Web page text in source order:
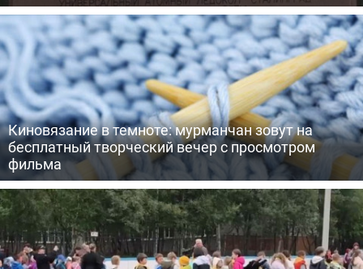
Киновязание в темноте: мурманчан зовут на
бесплатный творческий вечер с просмотром
фильма